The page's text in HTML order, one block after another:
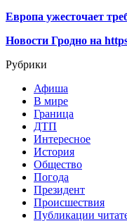
Европа ужесточает
Новости Гродно на
Рубрики
Афиша
В мире
Граница
ДТП
Интересное
История
Общество
Погода
Президент
Происшествия
Публикации